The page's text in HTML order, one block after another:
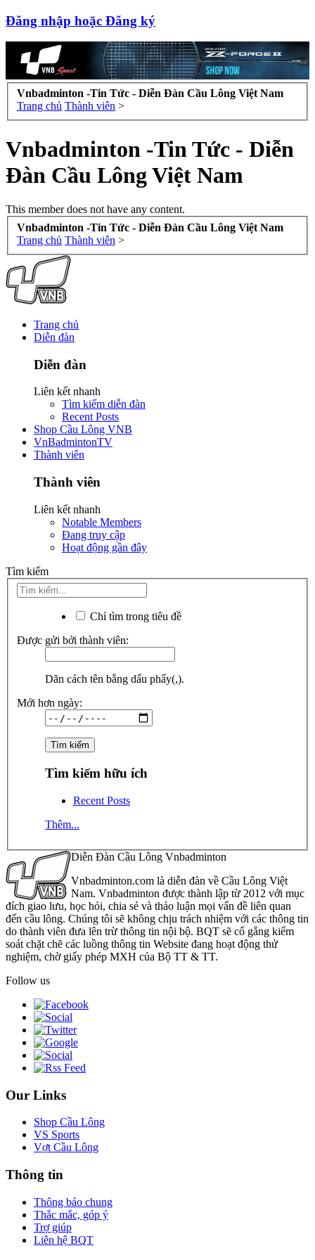
Đăng nhập hoặc Đăng ký
Vnbadminton -Tin Tức - Diễn Đàn Cầu Lông Việt Nam
Trang chủ Thành viên >
Vnbadminton -Tin Tức - Diễn
Đàn Cầu Lông Việt Nam
This member does not have any content.
Vnbadminton -Tin Tức - Diễn Đàn Cầu Lông Việt Nam
Trang chủ Thành viên >
Trang chủ
Diễn đàn
Diễn đàn
Liên kết nhanh
Tìm kiếm diễn đàn
Recent Posts
Shop Cầu Lông VNB
VnBadmintonTV
Thành viên
Thành viên
Liên kết nhanh
Notable Members
Đang truy cập
Hoạt động gần đây
Tìm kiếm
Chỉ tìm trong tiêu đề
Được gửi bởi thành viên:
Dãn cách tên bằng dấu phẩy(,).
Mới hơn ngày:
Tìm kiếm hữu ích
Recent Posts
Thêm...
Diễn Đàn Cầu Lông Vnbadminton
Vnbadminton.com là diễn đàn về Cầu Lông Việt
Nam. Vnbadminton được thành lập từ 2012 với mục
đích giao lưu, học hỏi, chia sẻ và thảo luận mọi vấn đề liên quan
đến cầu lông. Chúng tôi sẽ không chịu trách nhiệm với các thông tin
do thành viên đưa lên trừ thông tin nội bộ. BQT sẽ cố gắng kiểm
soát chặt chẽ các luồng thông tin Website đang hoạt động thử
nghiệm, chờ giấy phép MXH của Bộ TT & TT.
Follow us
Our Links
Shop Cầu Lông
VS Sports
Vợt Cầu Lông
Thông tin
Thông báo chung
Thắc mắc, góp ý
Trợ giúp
Liên hệ BQT